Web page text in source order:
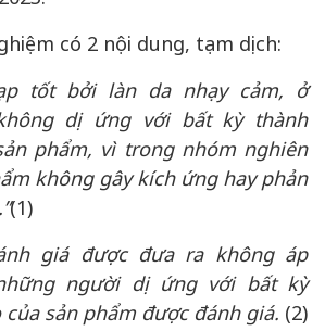
có 2 nội dung, tạm dịch:
tốt bởi làn da nhạy cảm, ở
dị ứng với bất kỳ thành
phẩm, vì trong nhóm nghiên
không gây kích ứng hay phản
(1)
giá được đưa ra không áp
người dị ứng với bất kỳ
sản phẩm được đánh giá. (2)